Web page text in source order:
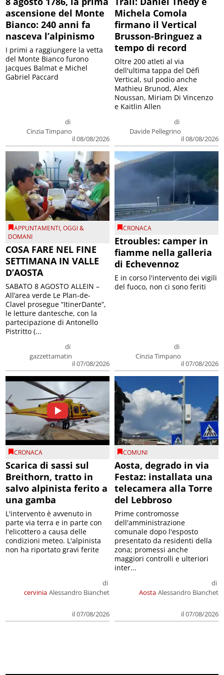
ascensione del Monte
Bianco: 240 anni fa
nasceva l’alpinismo
di
Cinzia Timpano
il 08/08/2026
I primi a raggiungere la vetta
del Monte Bianco furono
Jacques Balmat e Michel
Gabriel Paccard
Michela Comola
firmano il Vertical
Brusson-Bringuez a
tempo di record
di
Davide Pellegrino
il 08/08/2026
Oltre 200 atleti al via
dell'ultima tappa del Défì
Vertical, sul podio anche
Mathieu Brunod, Alex
Noussan, Miriam Di Vincenzo
e Kaitlin Allen
APPUNTAMENTI,OGGI &
DOMANI
COSA FARE NEL FINE
SETTIMANA IN VALLE
D’AOSTA
di
gazzettamatin
il 07/08/2026
SABATO 8 AGOSTO ALLEIN –
All’area verde Le Plan-de-
Clavel prosegue “ItinerDante”,
le letture dantesche, con la
partecipazione di Antonello
Pistritto (...
CRONACA
Etroubles: camper in
fiamme nella galleria
di Echevennoz
di
Cinzia Timpano
il 07/08/2026
E in corso l'intervento dei vigili
del fuoco, non ci sono feriti
CRONACA
Scarica di sassi sul
Breithorn, tratto in
salvo alpinista ferito a
una gamba
cervinia
di
Alessandro Bianchet
il 07/08/2026
L'intervento è avvenuto in
parte via terra e in parte con
l'elicottero a causa delle
condizioni meteo. L'alpinista
non ha riportato gravi ferite
COMUNI
Aosta, degrado in via
Festaz: installata una
telecamera alla Torre
del Lebbroso
Aosta
di
Alessandro Bianchet
il 07/08/2026
Prime contromosse
dell'amministrazione
comunale dopo l'esposto
presentato da residenti della
zona; promessi anche
maggiori controlli e ulteriori
inter...